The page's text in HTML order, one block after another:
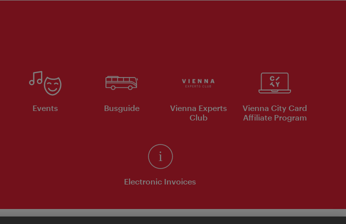
Events Busguide
Vienna Experts
Club
Vienna City Card
Affiliate Program
Electronic Invoices